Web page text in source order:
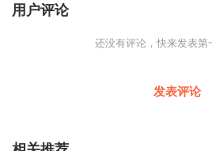
用户评论
还没有评论，快来发表第
发表评论